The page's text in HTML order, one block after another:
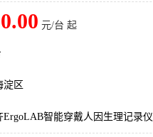
元/台 起
淀区
ErgoLAB智能穿戴人因生理记录仪